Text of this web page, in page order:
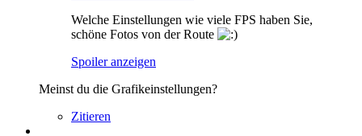
Welche Einstellungen wie viele FPS haben Sie,
schöne Fotos von der Route
Spoiler anzeigen
Meinst du die Grafikeinstellungen?
Zitieren